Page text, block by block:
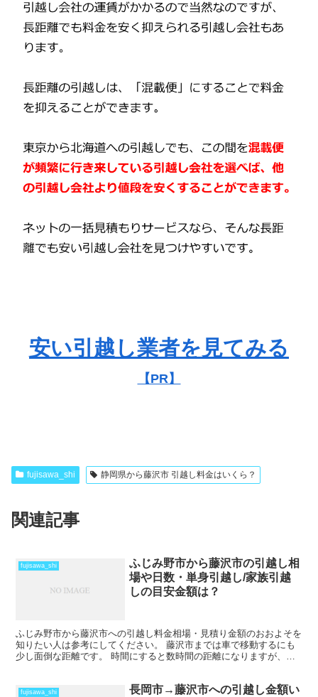
安い引越し業者を見てみる
【PR】
fujisawa_shi 静岡県から藤沢市 引越し料金はいくら？
関連記事
fujisawa_shi
ふじみ野市から藤沢市の引越し相
場や日数・単身引越し/家族引越
しの目安金額は？
ふじみ野市から藤沢市への引越し料金相場・見積り金額のおおよそを
知りたい人は参考にしてください。 藤沢市までは車で移動するにも
少し面倒な距離です。 時間にすると数時間の距離になりますが、そ
fujisawa_shi
長岡市→藤沢市への引越し金額い